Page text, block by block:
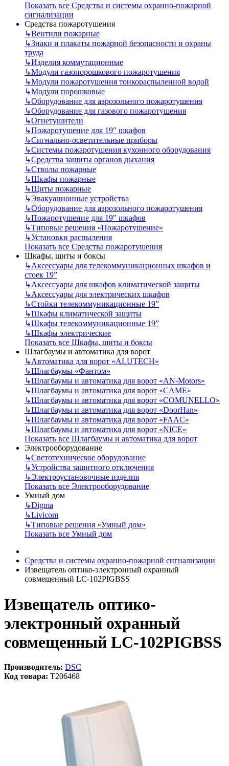
Показать все Средства и системы охранно-пожарной
сигнализации
Средства пожаротушения
↳Вентили пожарные
↳Знаки и плакаты пожарной безопасности и охраны
труда
↳Изделия коммутационные
↳Модули газопорошкового пожаротушения
↳Модули пожаротушения тонкораспыленной водой
↳Модули порошковые
↳Оборудование для аэрозольного пожаротушения
↳Оборудование для газового пожаротушения
↳Огнетушители
↳Пожаротушение для 19" шкафов
↳Сигнально-осветительные приборы
↳Системы пожаротушения кухонного оборудования
↳Средства защиты органов дыхания
↳Стволы пожарные
↳Шкафы пожарные
↳Щиты пожарные
↳Эвакуационные устройства
↳Оборудование для аэрозольного пожаротушения
↳Пожаротушение для 19" шкафов
↳Типовые решения «Пожаротушение»
↳Установки распыления
Показать все Средства пожаротушения
Шкафы, щиты и боксы
↳Аксессуары для телекоммуникационных шкафов и
стоек 19”
↳Аксессуары для шкафов климатической защиты
↳Аксессуары для электрических шкафов
↳Стойки телекоммуникационные 19”
↳Шкафы климатической защиты
↳Шкафы телекоммуникационные 19”
↳Шкафы электрические
Показать все Шкафы, щиты и боксы
Шлагбаумы и автоматика для ворот
↳Автоматика для ворот «ALUTECH»
↳Шлагбаумы «Фантом»
↳Шлагбаумы и автоматика для ворот «AN-Motors»
↳Шлагбаумы и автоматика для ворот «CAME»
↳Шлагбаумы и автоматика для ворот «COMUNELLO»
↳Шлагбаумы и автоматика для ворот «DoorHan»
↳Шлагбаумы и автоматика для ворот «FAAC»
↳Шлагбаумы и автоматика для ворот «NICE»
Показать все Шлагбаумы и автоматика для ворот
Электрооборудование
↳Светотехническое оборудование
↳Устройства защитного отключения
↳Электроустановочные изделия
Показать все Электрооборудование
Умный дом
↳Digma
↳Livicom
↳Типовые решения «Умный дом»
Показать все Умный дом
Средства и системы охранно-пожарной сигнализации
Извещатель оптико-электронный охранный
совмещенный LC-102PIGBSS
Извещатель оптико-
электронный охранный
совмещенный LC-102PIGBSS
Производитель: DSC
Код товара: T206468